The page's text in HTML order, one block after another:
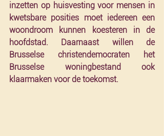
inzetten op huisvesting voor mensen in
kwetsbare posities moet iedereen een
woondroom kunnen koesteren in de
hoofdstad. Daarnaast willen de
Brusselse christendemocraten het
Brusselse woningbestand ook
klaarmaken voor de toekomst.